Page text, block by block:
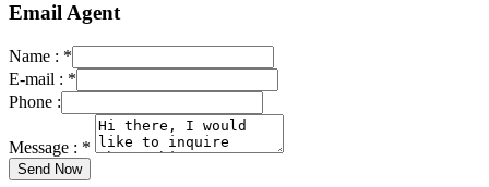
Email Agent
Name : *
E-mail : *
Phone :
Message : *